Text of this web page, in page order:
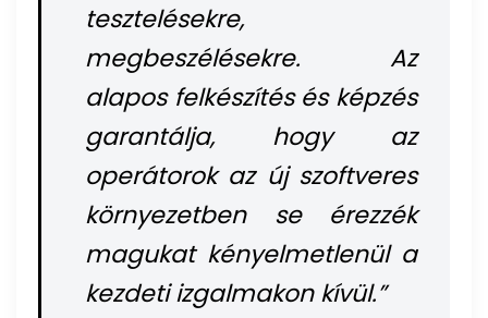
tesztelésekre,
megbeszélésekre. Az
alapos felkészítés és képzés
garantálja, hogy az
operátorok az új szoftveres
környezetben se érezzék
magukat kényelmetlenül a
kezdeti izgalmakon kívül.”